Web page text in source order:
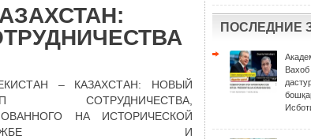
– КАЗАХСТАН: НОВЫЙ
СОТРУДНИЧЕСТВА,
НА ИСТОРИЧЕСКОЙ
И
ПОСЛЕДНИЕ
Вахоб